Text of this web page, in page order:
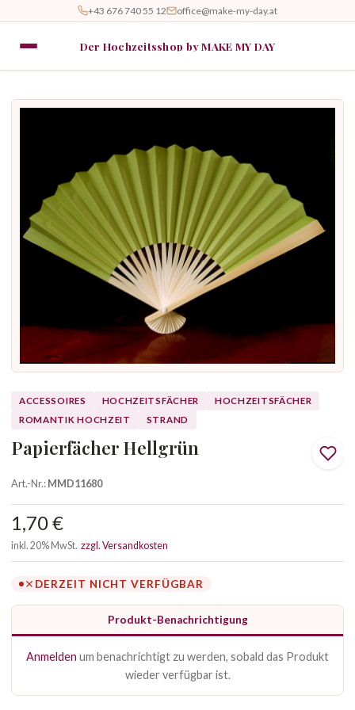
+43 676 740 55 12 office@make-my-day.at
Der Hochzeitsshop by MAKE MY DAY
ACCESSOIRES HOCHZEITSFÄCHER
HOCHZEITSFÄCHER
ROMANTIK HOCHZEIT
STRAND
Papierfächer Hellgrün
Art.-Nr.:MMD11680
1,70 €
inkl. 20% MwSt. zzgl. Versandkosten
DERZEIT NICHT VERFÜGBAR
Produkt-Benachrichtigung
Anmelden um benachrichtigt zu werden, sobald das Produkt
wieder verfügbar ist.